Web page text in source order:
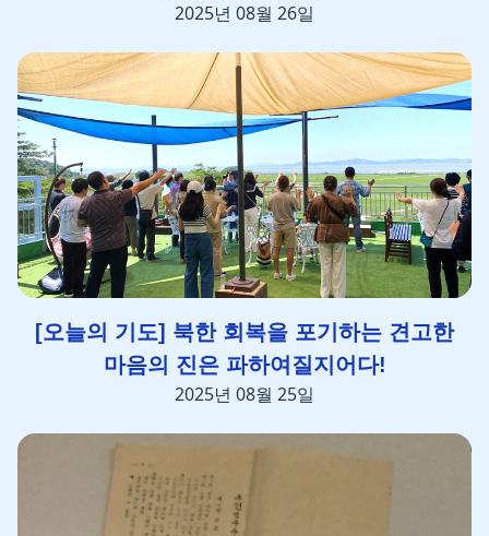
2025년 08월 26일
[오늘의 기도] 북한 회복을 포기하는 견고한
마음의 진은 파하여질지어다!
2025년 08월 25일